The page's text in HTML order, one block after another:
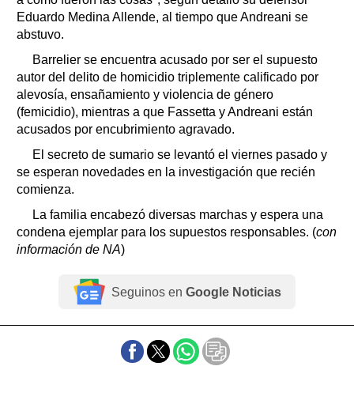
Eduardo Medina Allende, al tiempo que Andreani se
abstuvo.
Barrelier se encuentra acusado por ser el supuesto
autor del delito de homicidio triplemente calificado por
alevosía, ensañamiento y violencia de género
(femicidio), mientras a que Fassetta y Andreani están
acusados por encubrimiento agravado.
El secreto de sumario se levantó el viernes pasado y
se esperan novedades en la investigación que recién
comienza.
La familia encabezó diversas marchas y espera una
condena ejemplar para los supuestos responsables. (con
información de NA)
Seguinos en Google Noticias